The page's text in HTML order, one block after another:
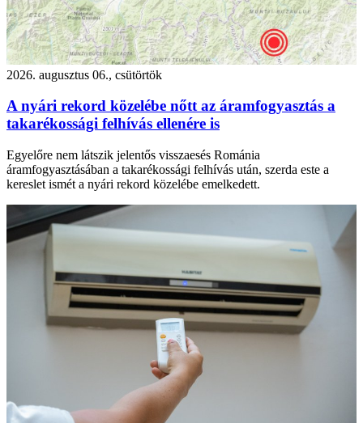
2026. augusztus 06., csütörtök
A nyári rekord közelébe nőtt az áramfogyasztás a
takarékossági felhívás ellenére is
Egyelőre nem látszik jelentős visszaesés Románia
áramfogyasztásában a takarékossági felhívás után, szerda este a
kereslet ismét a nyári rekord közelébe emelkedett.